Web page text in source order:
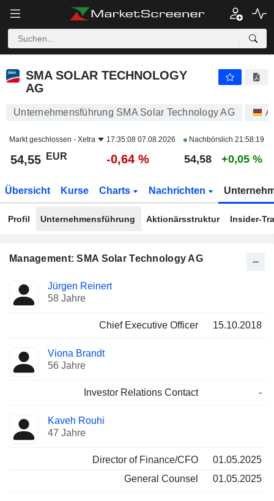
SMA SOLAR TECHNOLOGY
AG
Unternehmensführung SMA Solar Technology AG
Markt geschlossen - Xetra 17:35:08 07.08.2026 Nachbörslich 21:58:19
54,55 EUR -0,64 % 54,58 +0,05 %
Übersicht Kurse Charts Nachrichten
Profil Unternehmensführung Aktionärsstruktur Insider-
Management: SMA Solar Technology AG
Manager
Besetzte
Positionen
Jürgen Reinert
58 Jahre
Chief Executive Officer 15.10.2018
Viona Brandt
56 Jahre
Investor Relations Contact -
Kaveh Rouhi
47 Jahre
Director of Finance/CFO
01.05.2025
General Counsel
01.05.2025